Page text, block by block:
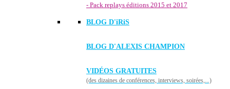
- Pack replays éditions 2015 et 2017
BLOG D'iRiS
BLOG D'ALEXIS CHAMPION
VIDÉOS GRATUITES
(des dizaines de conférences, interviews, soirées,...)